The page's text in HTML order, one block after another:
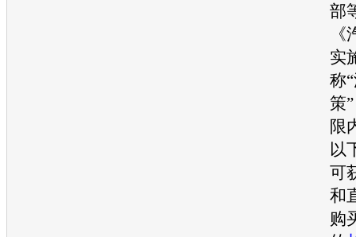
部
实
称
策
限
以
可
和
购